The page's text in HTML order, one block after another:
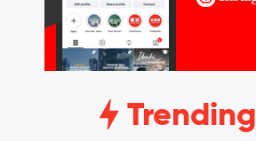
Trending